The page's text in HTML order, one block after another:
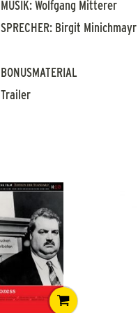
MUSIK: Wolfgang Mitterer
SPRECHER: Birgit
BONUSMATERIAL
Trailer